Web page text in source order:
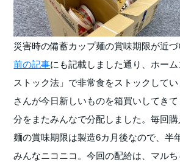
災害時の備蓄カップ麺の賞味期限が近づ
前の記事にも記載しました通り、ホー
ストック法」で非常食をストックして
さんが今日新しいものを箱買いしてき
分をまたみんなで分配しました。毎回
麺の賞味期限は製造6カ月後なので、半
みんなニコニコ。今回の配給は、マルち